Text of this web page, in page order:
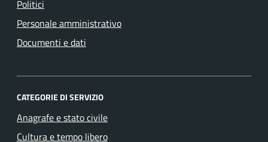
Politici
Personale amministrativo
Documenti e dati
CATEGORIE DI SERVIZIO
Anagrafe e stato civile
Cultura e tempo libero